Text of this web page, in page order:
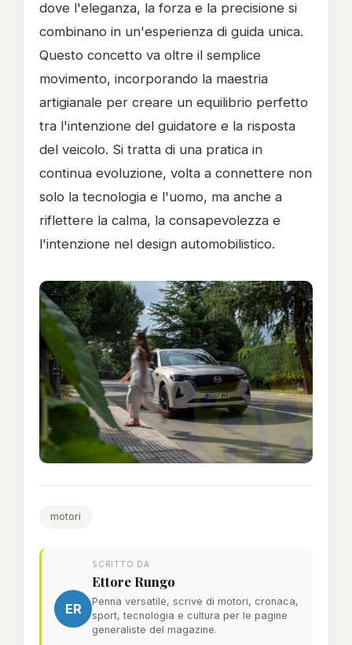
dove l'eleganza, la forza e la precisione si
combinano in un'esperienza di guida unica.
Questo concetto va oltre il semplice
movimento, incorporando la maestria
artigianale per creare un equilibrio perfetto
tra l'intenzione del guidatore e la risposta
del veicolo. Si tratta di una pratica in
continua evoluzione, volta a connettere non
solo la tecnologia e l'uomo, ma anche a
riflettere la calma, la consapevolezza e
l'intenzione nel design automobilistico.
motori
ER
SCRITTO DA
Ettore Rungo
Penna versatile, scrive di motori, cronaca,
sport, tecnologia e cultura per le pagine
generaliste del magazine.